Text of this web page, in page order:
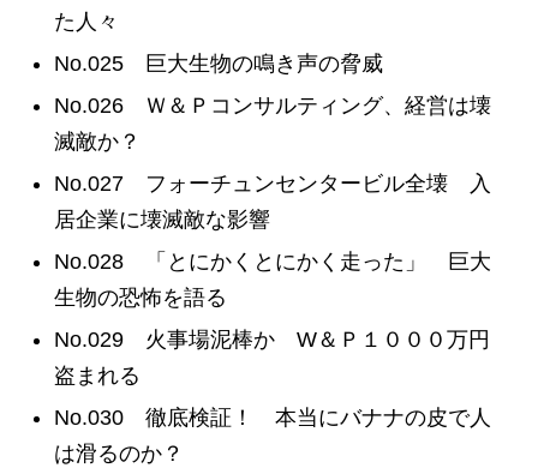
た人々
No.025 巨大生物の鳴き声の脅威
No.026 Ｗ＆Ｐコンサルティング、経営は壊
滅敵か？
No.027 フォーチュンセンタービル全壊 入
居企業に壊滅敵な影響
No.028 「とにかくとにかく走った」 巨大
生物の恐怖を語る
No.029 火事場泥棒か W＆Ｐ１０００万円
盗まれる
No.030 徹底検証！ 本当にバナナの皮で人
は滑るのか？